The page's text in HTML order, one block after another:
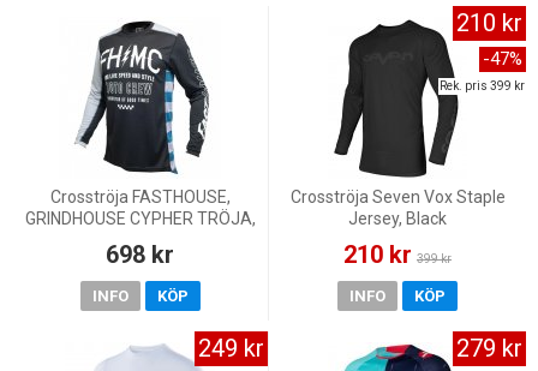
Crosströja FASTHOUSE,
GRINDHOUSE CYPHER TRÖJA,
698 kr
INFO KÖP
Crosströja Seven Vox Staple
Jersey, Black
210 kr 399 kr
210 kr
-47%
Rek. pris 399 kr
INFO KÖP
249 kr 279 kr